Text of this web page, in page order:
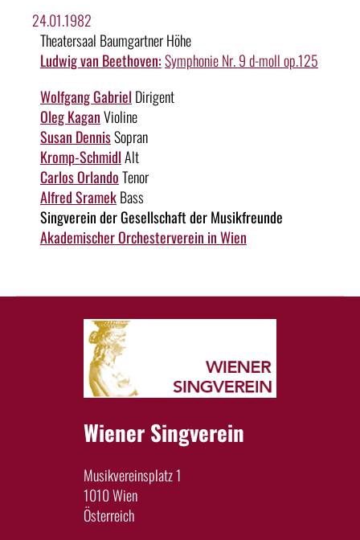
24.01.1982
Theatersaal Baumgartner Höhe
Ludwig van Beethoven:Symphonie Nr. 9 d-moll op.125
Wolfgang Gabriel Dirigent
Oleg KaganVioline
Susan DennisSopran
Kromp-SchmidlAlt
Carlos OrlandoTenor
Alfred SramekBass
Singverein der Gesellschaft der Musikfreunde
Akademischer Orchesterverein in Wien
Wiener Singverein
Musikvereinsplatz 1
1010 Wien
Österreich